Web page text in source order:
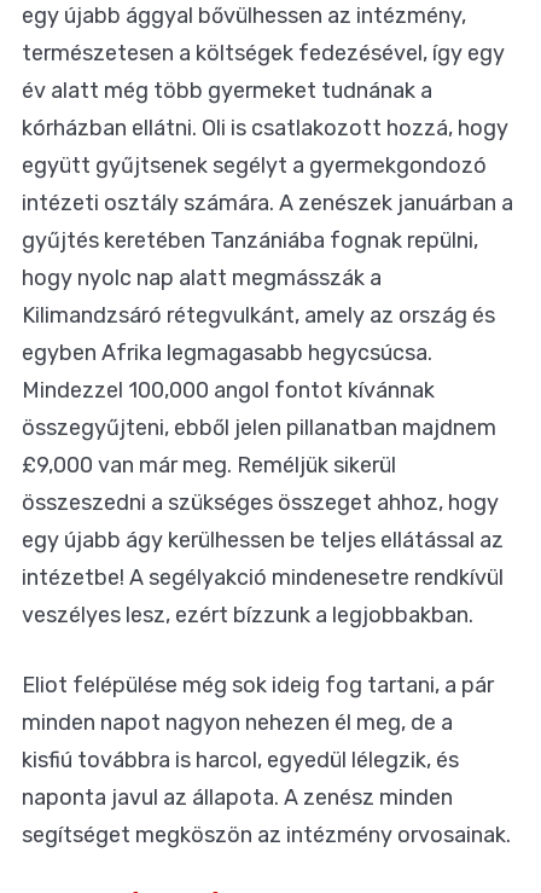
egy újabb ággyal bővülhessen az intézmény,
természetesen a költségek fedezésével, így egy
év alatt még több gyermeket tudnának a
kórházban ellátni. Oli is csatlakozott hozzá, hogy
együtt gyűjtsenek segélyt a gyermekgondozó
intézeti osztály számára. A zenészek januárban a
gyűjtés keretében Tanzániába fognak repülni,
hogy nyolc nap alatt megmásszák a
Kilimandzsáró rétegvulkánt, amely az ország és
egyben Afrika legmagasabb hegycsúcsa.
Mindezzel 100,000 angol fontot kívánnak
összegyűjteni, ebből jelen pillanatban majdnem
£9,000 van már meg. Reméljük sikerül
összeszedni a szükséges összeget ahhoz, hogy
egy újabb ágy kerülhessen be teljes ellátással az
intézetbe! A segélyakció mindenesetre rendkívül
veszélyes lesz, ezért bízzunk a legjobbakban.
Eliot felépülése még sok ideig fog tartani, a pár
minden napot nagyon nehezen él meg, de a
kisfiú továbbra is harcol, egyedül lélegzik, és
naponta javul az állapota. A zenész minden
segítséget megköszön az intézmény orvosainak.